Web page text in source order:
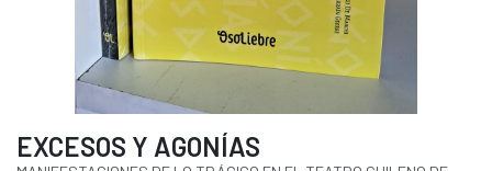
EXCESOS Y AGONÍAS